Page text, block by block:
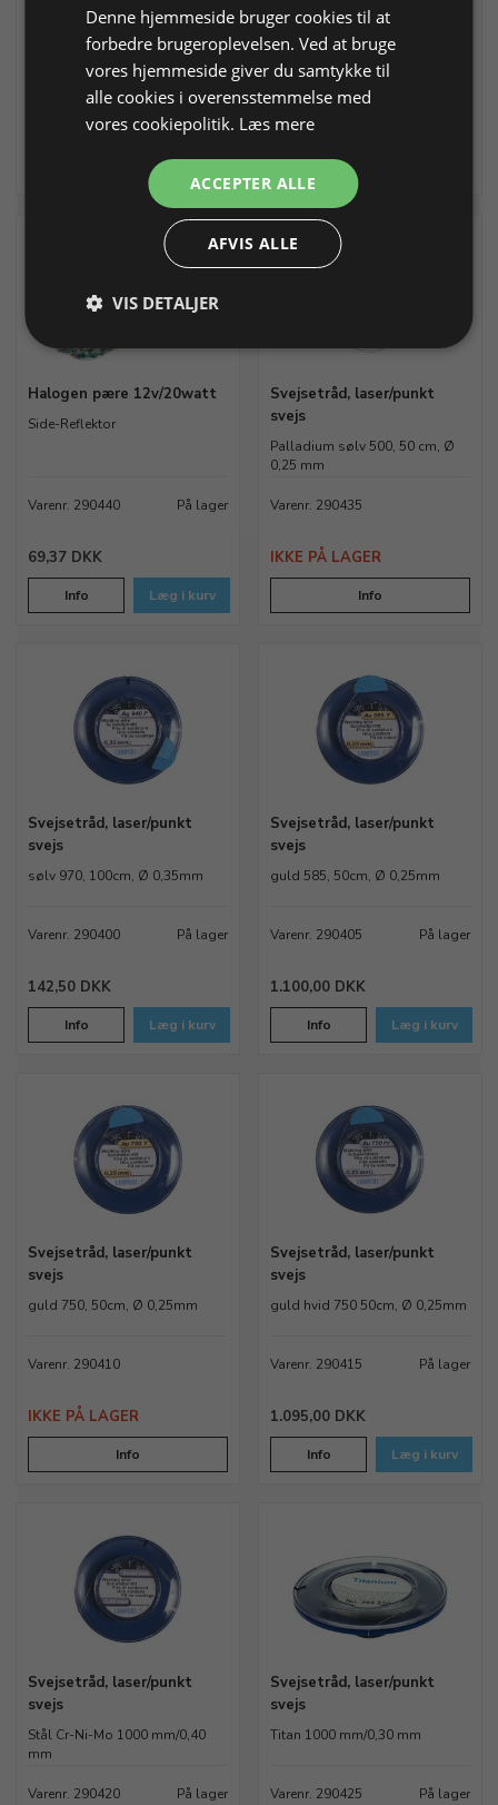
Varenr. 290215 På lager
68,12 DKK
Læg i kurv
(290220). Skaffevare
Varenr. 290216
KONTAKT OS FOR PRIS
Skaffevare
Halogen pære 12v/20watt
Side-Reflektor
Varenr. 290440 På lager
69,37 DKK
Info Læg i kurv
Svejsetråd, laser/punkt
svejs
Palladium sølv 500, 50 cm, Ø
0,25 mm
Varenr. 290435
IKKE PÅ LAGER
Info
Svejsetråd, laser/punkt
svejs
sølv 970, 100cm, Ø 0,35mm
Varenr. 290400 På lager
142,50 DKK
Info Læg i kurv
Svejsetråd, laser/punkt
svejs
guld 585, 50cm, Ø 0,25mm
Varenr. 290405 På lager
1.100,00 DKK
Info Læg i kurv
Svejsetråd, laser/punkt
svejs
guld 750, 50cm, Ø 0,25mm
Varenr. 290410
IKKE PÅ LAGER
Info
Svejsetråd, laser/punkt
svejs
guld hvid 750 50cm, Ø 0,25mm
Varenr. 290415 På lager
1.095,00 DKK
Info Læg i kurv
Svejsetråd, laser/punkt
svejs
Stål Cr-Ni-Mo 1000 mm/0,40
mm
Varenr. 290420 På lager
Svejsetråd, laser/punkt
svejs
Titan 1000 mm/0,30 mm
Varenr. 290425 På lager
Denne hjemmeside bruger cookies til at
forbedre brugeroplevelsen. Ved at bruge
vores hjemmeside giver du samtykke til
alle cookies i overensstemmelse med
vores cookiepolitik. Læs mere
ACCEPTER ALLE
AFVIS ALLE
VIS DETALJER